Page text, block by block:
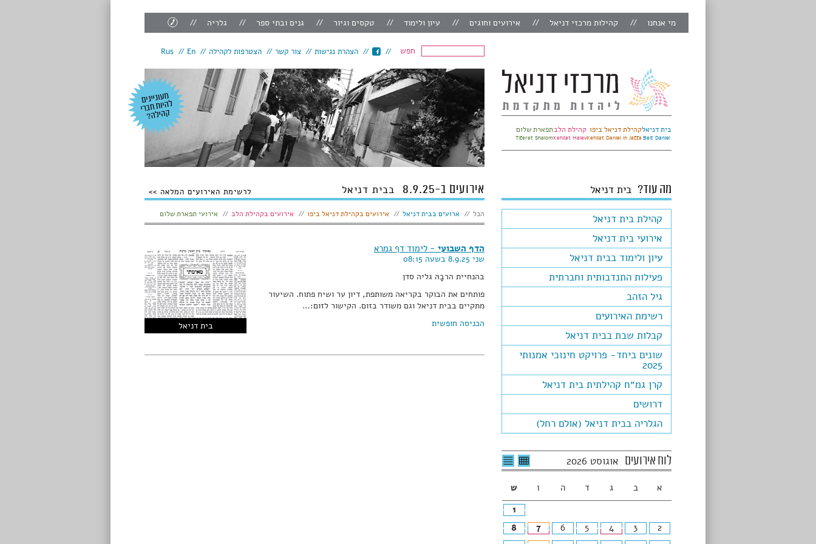
מי אנחנו קהילות מרכזי דניאל אירועים וחוגים עיון ולימוד טקסים וגיור גנים ובתי ספר גלריה
צור
קשר
חפש
הצהרת נגישות צור קשר הצטרפות לקהילה En
Rus
בית דניאל
Beit Daniel
קהילת דניאל ביפו
Kehilat Daniel in Jaffa
קהילת הלב
Kehilat Halev
תפארת שלום
Tiferet Shalom
מה עוד? בית דניאל
קהילת בית דניאל
אירועי בית דניאל
עיון ולימוד בבית דניאל
פעילות התנדבותית וחברתית
גיל הזהב
רשימת האירועים
קבלות שבת בבית דניאל
שונים ביחד- פרויקט חינוכי אמנותי
2025
קרן גמ״ח קהילתית בית דניאל
דרושים
הגלריה בבית דניאל (אולם רחל)
לוח אירועים אוגוסט 2026 לרשימת
האירועים
לצפיה
בטבלה
א ב ג ד ה ו
ש
1
2
3
4
5
6
7
8
אירועים ב-8.9.25 בבית דניאל לרשימת האירועים המלאה
הצג:
הכל ארועים בבית דניאל אירועים בקהילת דניאל ביפו אירועים בקהילת הלב אירועי תפארת שלום
בית דניאל
הדף השבועי - לימוד דף גמרא
שני 8.9.25 בשעה 08:15
בהנחיית הרבָהּ גליה סדן
פותחים את הבוקר בקריאה משותפת, דיון ער ושיח פתוח. השיעור
מתקיים בבית דניאל וגם משודר בזום. הקישור לזום:…
הכניסה חופשית